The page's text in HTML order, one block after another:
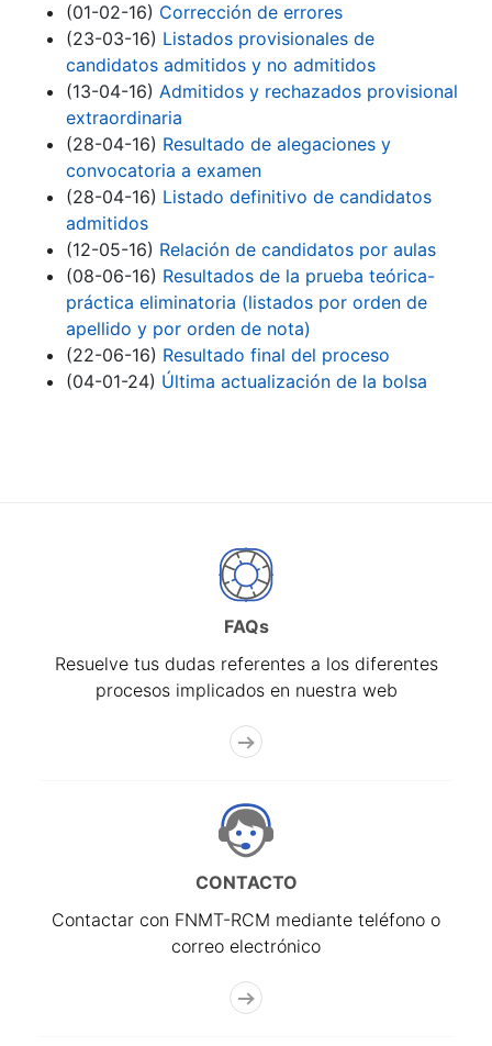
(01-02-16) Corrección de errores
(23-03-16) Listados provisionales de
candidatos admitidos y no admitidos
(13-04-16) Admitidos y rechazados provisional
extraordinaria
(28-04-16) Resultado de alegaciones y
convocatoria a examen
(28-04-16) Listado definitivo de candidatos
admitidos
(12-05-16) Relación de candidatos por aulas
(08-06-16) Resultados de la prueba teórica-
práctica eliminatoria (listados por orden de
apellido y por orden de nota)
(22-06-16) Resultado final del proceso
(04-01-24) Última actualización de la bolsa
FAQs
Resuelve tus dudas referentes a los diferentes
procesos implicados en nuestra web
CONTACTO
Contactar con FNMT-RCM mediante teléfono o
correo electrónico